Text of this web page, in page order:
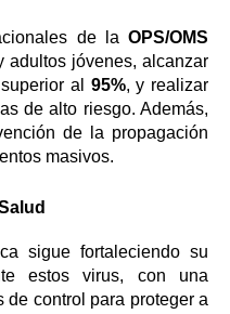
de la OPS/OMS
adultos jóvenes, alcanzar
al 95%, y realizar
de alto riesgo. Además,
de la propagación
masivos.
sigue fortaleciendo su
estos virus, con una
control para proteger a